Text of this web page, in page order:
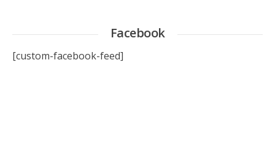
Facebook
[custom-facebook-feed]